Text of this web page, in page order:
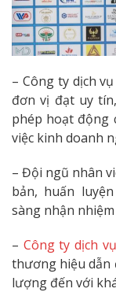
– Công ty dịch
đơn vị đạt uy
phép hoạt động
việc kinh doanh
– Đội ngũ nhân
bản, huấn
sàng nhận
– Công ty dịch
thương hiệu dẫn
lượng đến với